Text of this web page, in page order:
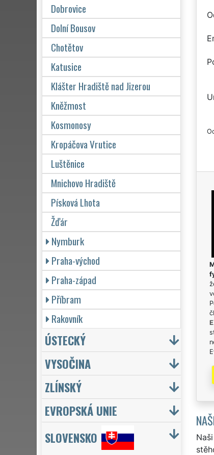
Dobrovice
Dolní Bousov
Chotětov
Katusice
Klášter Hradiště nad Jizerou
Kněžmost
Kosmonosy
Kropáčova Vrutice
Luštěnice
Mnichovo Hradiště
Písková Lhota
Žďár
Nymburk
Praha-východ
Praha-západ
Příbram
Rakovník
ÚSTECKÝ
VYSOČINA
ZLÍNSKÝ
EVROPSKÁ UNIE
SLOVENSKO